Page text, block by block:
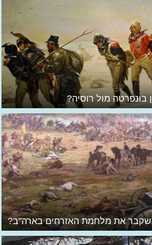
בונפרטה מול רוסיה?
שקבר את מלחמת האזרחים בארה"ב?